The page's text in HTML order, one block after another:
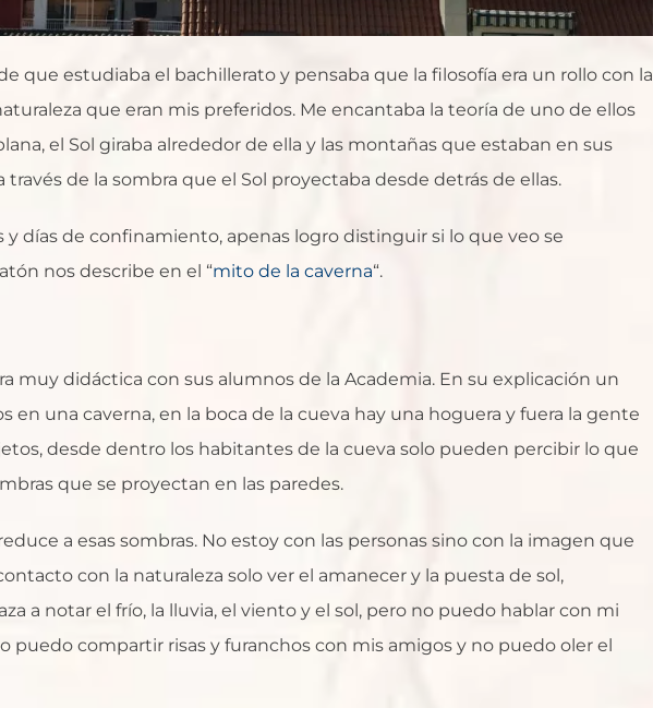
que estudiaba el bachillerato y pensaba que la filosofía era un rollo con la
que eran mis preferidos. Me encantaba la teoría de uno de ellos
el Sol giraba alrededor de ella y las montañas que estaban en sus
de la sombra que el Sol proyectaba desde detrás de ellas.
y días de confinamiento, apenas logro distinguir si lo que veo se
nos describe en el “mito de la caverna“.
muy didáctica con sus alumnos de la Academia. En su explicación un
en una caverna, en la boca de la cueva hay una hoguera y fuera la gente
desde dentro los habitantes de la cueva solo pueden percibir lo que
que se proyectan en las paredes.
a esas sombras. No estoy con las personas sino con la imagen que
con la naturaleza solo ver el amanecer y la puesta de sol,
a notar el frío, la lluvia, el viento y el sol, pero no puedo hablar con mi
puedo compartir risas y furanchos con mis amigos y no puedo oler el